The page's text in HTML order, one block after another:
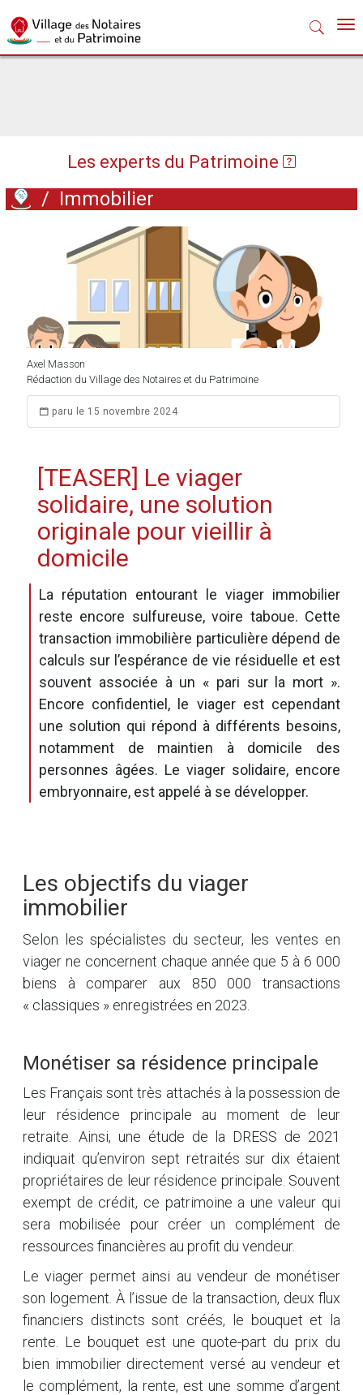
Les experts du Patrimoine
/ Immobilier
Axel Masson
Rédaction du Village des Notaires et du Patrimoine
paru le 15 novembre 2024
[TEASER] Le viager
solidaire, une solution
originale pour vieillir à
domicile
La réputation entourant le viager immobilier
reste encore sulfureuse, voire taboue. Cette
transaction immobilière particulière dépend de
calculs sur l’espérance de vie résiduelle et est
souvent associée à un « pari sur la mort ».
Encore confidentiel, le viager est cependant
une solution qui répond à différents besoins,
notamment de maintien à domicile des
personnes âgées. Le viager solidaire, encore
embryonnaire, est appelé à se développer.
Les objectifs du viager
immobilier
Selon les spécialistes du secteur, les ventes en
viager ne concernent chaque année que 5 à 6 000
biens à comparer aux 850 000 transactions
« classiques » enregistrées en 2023.
Monétiser sa résidence principale
Les Français sont très attachés à la possession de
leur résidence principale au moment de leur
retraite. Ainsi, une étude de la DRESS de 2021
indiquait qu’environ sept retraités sur dix étaient
propriétaires de leur résidence principale. Souvent
exempt de crédit, ce patrimoine a une valeur qui
sera mobilisée pour créer un complément de
ressources financières au profit du vendeur.
Le viager permet ainsi au vendeur de monétiser
son logement. À l’issue de la transaction, deux flux
financiers distincts sont créés, le bouquet et la
rente. Le bouquet est une quote-part du prix du
bien immobilier directement versé au vendeur et
le complément, la rente, est une somme d’argent